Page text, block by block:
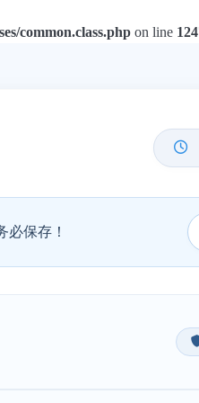
common.class.php on line